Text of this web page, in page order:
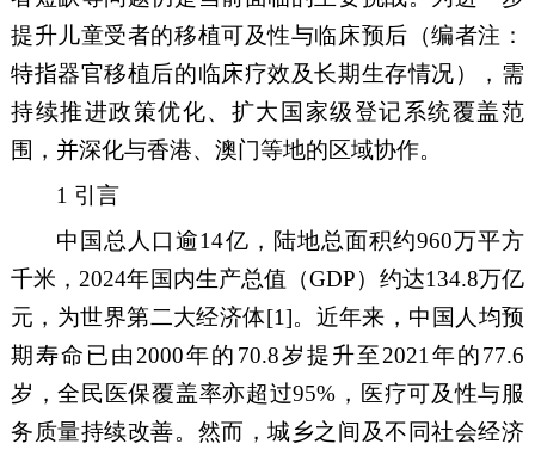
提升儿童受者的移植可及性与临床预后 （编者注：
特指器官移植后的临床疗效及长期生存情况）
，需
持续推进政策优化、扩大国家级登记系统覆盖范
围，并深化与香港、澳门等地的区域协作。
1 引言
中国总人口逾14亿，陆地总面积约960万平方
千米，2024年国内生产总值（GDP）约达134.8万亿
元， 为世界第二大经济体[1]。近年来， 中国 人均预
期寿命已由2000年的 70.8岁提升至2021年的77.6
岁，全民医保覆盖率亦超过95% ，医疗可及性与服
务质量持续改善。然而，城乡之间及不同社会经济